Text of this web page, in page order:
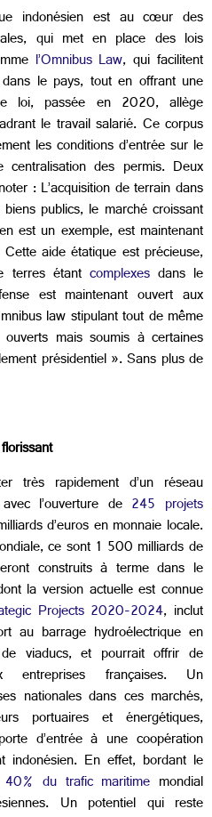
indonésien est au cœur des
qui met en place des lois
l’Omnibus Law, qui facilitent
le pays, tout en offrant une
loi, passée en 2020, allège
le travail salarié. Ce corpus
les conditions d’entrée sur le
centralisation des permis. Deux
: L’acquisition de terrain dans
publics, le marché croissant
est un exemple, est maintenant
aide étatique est précieuse,
terres étant complexesdans le
est maintenant ouvert aux
law stipulant tout de même
mais soumis à certaines
présidentiel ». Sans plus de
très rapidement d’un réseau
l’ouverture de 245 projets
d’euros en monnaie locale.
ce sont 1 500 milliards de
construits à terme dans le
la version actuelle est connue
Projects 2020-2024, inclut
au barrage hydroélectrique en
viaducs, et pourrait offrir de
entreprises françaises. Un
nationales dans ces marchés,
portuaires et énergétiques,
d’entrée à une coopération
indonésien. En effet, bordant le
40% du trafic maritime mondial
Un potentiel qui reste